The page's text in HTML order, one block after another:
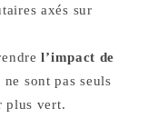
axés sur
l’impact de
sont pas seuls
plus vert.